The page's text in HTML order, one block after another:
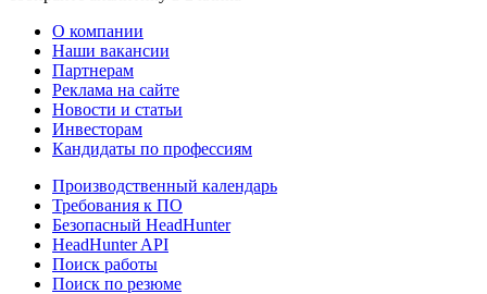
О компании
Наши вакансии
Партнерам
Реклама на сайте
Новости и статьи
Инвесторам
Кандидаты по профессиям
Производственный календарь
Требования к ПО
Безопасный HeadHunter
HeadHunter API
Поиск работы
Поиск по резюме